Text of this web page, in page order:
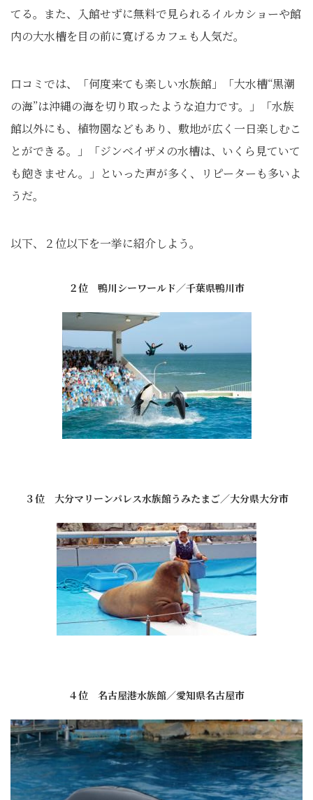
てる。また、入館せずに無料で見られるイルカショーや館
内の大水槽を目の前に寛げるカフェも人気だ。
口コミでは、「何度来ても楽しい水族館」「大水槽“黒潮
の海”は沖縄の海を切り取ったような迫力です。」「水族
館以外にも、植物園などもあり、敷地が広く一日楽しむこ
とができる。」「ジンベイザメの水槽は、いくら見ていて
も飽きません。」といった声が多く、リピーターも多いよ
うだ。
以下、２位以下を一挙に紹介しよう。
２位 鴨川シーワールド／千葉県鴨川市
３位 大分マリーンパレス水族館うみたまご／大分県大分市
４位 名古屋港水族館／愛知県名古屋市